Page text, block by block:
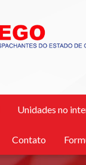
Unidades no
Contato